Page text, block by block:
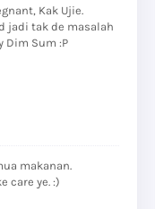
Kak Ujie.
jadi tak de masalah
Dim Sum :P
makanan.
care ye. :)